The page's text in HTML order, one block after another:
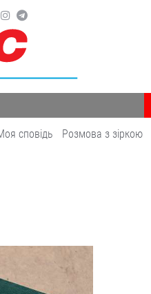
сповідь Розмова з зіркою